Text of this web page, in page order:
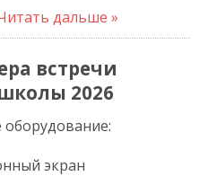
дальше »
встречи
2026
экран